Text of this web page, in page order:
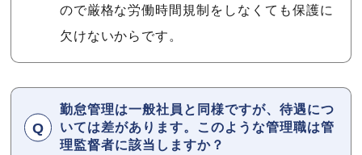
ので厳格な労働時間規制をしなくても保護に
欠けないからです。
勤怠管理は一般社員と同様ですが、待遇につ
いては差があります。このような管理職は管
理監督者に該当しますか？